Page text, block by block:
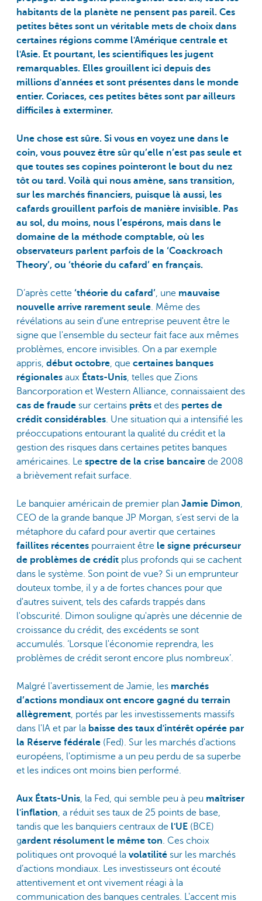
habitants de la planète ne pensent pas pareil. Ces
petites bêtes sont un véritable mets de choix dans
certaines régions comme l'Amérique centrale et
l'Asie. Et pourtant, les scientifiques les jugent
remarquables. Elles grouillent ici depuis des
millions d'années et sont présentes dans le monde
entier. Coriaces, ces petites bêtes sont par ailleurs
difficiles à exterminer.
Une chose est sûre. Si vous en voyez une dans le
coin, vous pouvez être sûr qu’elle n’est pas seule et
que toutes ses copines pointeront le bout du nez
tôt ou tard. Voilà qui nous amène, sans transition,
sur les marchés financiers, puisque là aussi, les
cafards grouillent parfois de manière invisible. Pas
au sol, du moins, nous l’espérons, mais dans le
domaine de la méthode comptable, où les
observateurs parlent parfois de la ‘Coackroach
Theory’, ou ‘théorie du cafard’ en français.
D’après cette ‘théorie du cafard’, une mauvaise
nouvelle arrive rarement seule. Même des
révélations au sein d'une entreprise peuvent être le
signe que l'ensemble du secteur fait face aux mêmes
problèmes, encore invisibles. On a par exemple
appris, début octobre, que certaines banques
régionales aux États-Unis, telles que Zions
Bancorporation et Western Alliance, connaissaient des
cas de fraude sur certains prêts et des pertes de
crédit considérables. Une situation qui a intensifié les
préoccupations entourant la qualité du crédit et la
gestion des risques dans certaines petites banques
américaines. Le spectre de la crise bancaire de 2008
a brièvement refait surface.
Le banquier américain de premier plan Jamie Dimon,
CEO de la grande banque JP Morgan, s’est servi de la
métaphore du cafard pour avertir que certaines
faillites récentes pourraient être le signe précurseur
de problèmes de crédit plus profonds qui se cachent
dans le système. Son point de vue? Si un emprunteur
douteux tombe, il y a de fortes chances pour que
d'autres suivent, tels des cafards trappés dans
l'obscurité. Dimon souligne qu'après une décennie de
croissance du crédit, des excédents se sont
accumulés. ‘Lorsque l'économie reprendra, les
problèmes de crédit seront encore plus nombreux’.
Malgré l'avertissement de Jamie, les marchés
d’actions mondiaux ont encore gagné du terrain
allègrement, portés par les investissements massifs
dans l'IA et par la baisse des taux d'intérêt opérée par
la Réserve fédérale (Fed). Sur les marchés d'actions
européens, l'optimisme a un peu perdu de sa superbe
et les indices ont moins bien performé.
Aux États-Unis, la Fed, qui semble peu à peu maîtriser
l'inflation, a réduit ses taux de 25 points de base,
tandis que les banquiers centraux de l'UE (BCE)
gardent résolument le même ton. Ces choix
politiques ont provoqué la volatilité sur les marchés
d’actions mondiaux. Les investisseurs ont écouté
attentivement et ont vivement réagi à la
communication des banques centrales. L'accent mis